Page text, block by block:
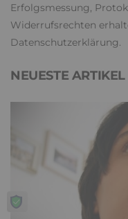
Erfolgsmessung,
Widerrufsrechten
Datenschutzerklärung.
NEUESTE ARTIKEL